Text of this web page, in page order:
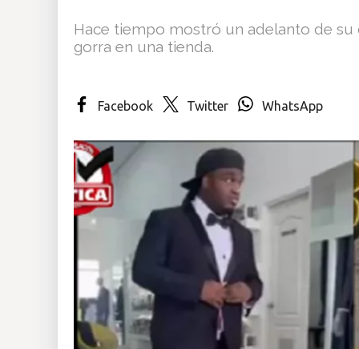
Multimedia
Hace tiempo mostró un adelanto de
gorra en una tienda.
Facebook Twitter WhatsApp